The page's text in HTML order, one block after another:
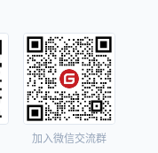
加入微信交流群